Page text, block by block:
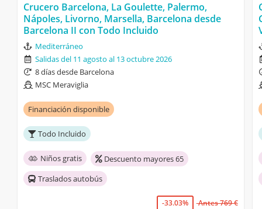
Crucero Barcelona, La Goulette, Palermo,
Nápoles, Livorno, Marsella, Barcelona desde
Barcelona II con Todo Incluido
Mediterráneo
Salidas del 11 agosto al 13 octubre 2026
8 días desde Barcelona
MSC Meraviglia
Financiación disponible
Todo Incluido
Niños gratis
Descuento mayores 65
Traslados autobús
-33.03%
Antes 769 €